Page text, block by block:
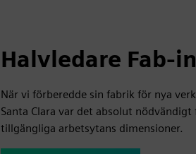
Halvledare Fab-
När vi förberedde sin fabrik för nya
Santa Clara var det absolut
tillgängliga arbetsytans dimensioner.